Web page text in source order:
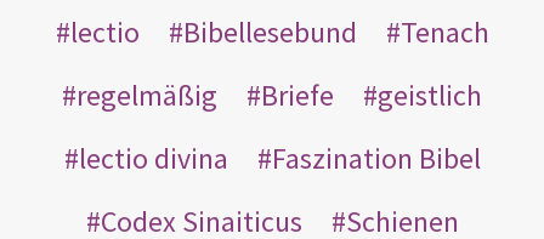
lectio
Bibellesebund
Tenach
regelmäßig
Briefe
geistlich
lectio divina
Faszination Bibel
Codex Sinaiticus
Schienen